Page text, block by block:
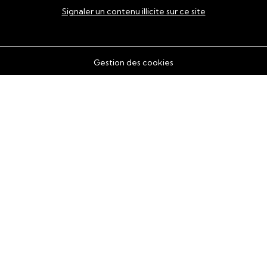
Signaler un contenu illicite sur ce site
Gestion des cookies